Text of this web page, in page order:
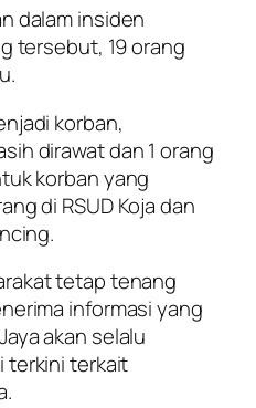
dalam insiden
tersebut, 19 orang
korban,
dirawat dan 1 orang
korban yang
di RSUD Koja dan
tetap tenang
informasi yang
akan selalu
terkini terkait